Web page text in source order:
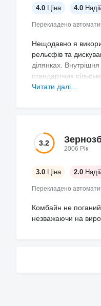
4.0 Ціна 4.0
Перекладено
Нещодавно я
рельєфів та
ділянках.
стандартних
обслуговування і
Читати далі...
3.2
2006 Рік
3.0 Ціна 2.0
Перекладено
Комбайн не
незважаючи на